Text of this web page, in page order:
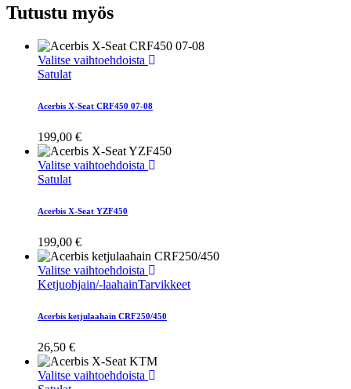
Tutustu myös
Valitse vaihtoehdoista
tehdä
valinnat
Satulat
Acerbis X-Seat CRF450 07-08
199,00 €
Valitse vaihtoehdoista
tehdä
valinnat
tuotteen
sivulla.
Satulat
Acerbis X-Seat YZF450
199,00 €
Valitse vaihtoehdoista
tuotteella
useampi
tehdä
valinnat
Ketjuohjain/-laahainTarvikkeet
Acerbis ketjulaahain CRF250/450
26,50 €
Valitse vaihtoehdoista